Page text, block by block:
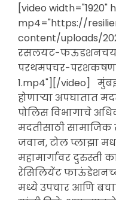
[video width="1920"
mp4="https://
content/uploads/
रसलयट-
परथमपचर-
1.mp4"][/video]
होणाऱ्या अपघातात
पोलिस विभागाचे
मदतीसाठी सामाजिक
जवान, टोल प्लाझा
महामार्गावर दुरुस्ती
रेसिलियेंट
मध्ये उपचार आणि